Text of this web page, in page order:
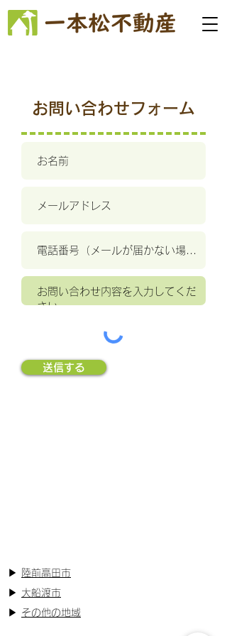
お問い合わせフォーム
送信する
▶︎
陸前高田市
▶︎ 大船渡市
▶︎ その他の地域